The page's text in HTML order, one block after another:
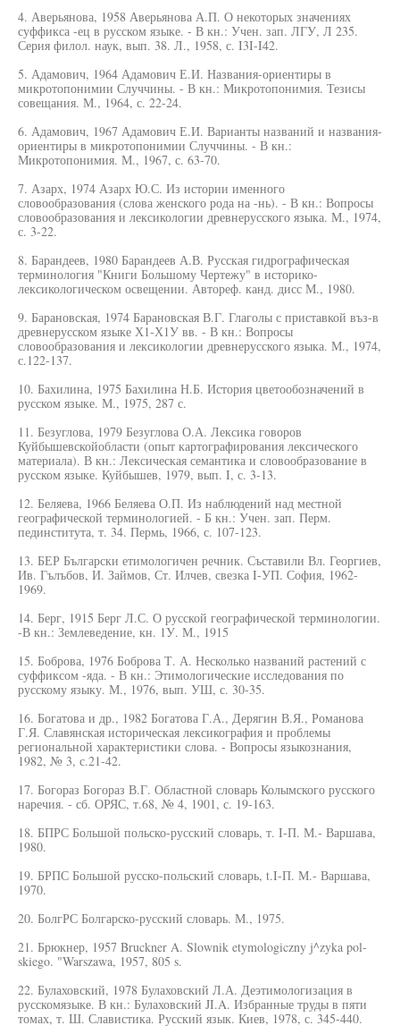
4. Аверьянова, 1958 Аверьянова А.П. О некоторых значениях
суффикса -ец в русском языке. - В кн.: Учен. зап. ЛГУ, Л 235.
Серия филол. наук, вып. 38. Л., 1958, с. I3I-I42.
5. Адамович, 1964 Адамович Е.И. Названия-ориентиры в
микротопонимии Случчины. - В кн.: Микротопонимия. Тезисы
совещания. М., 1964, с. 22-24.
6. Адамович, 1967 Адамович Е.И. Варианты названий и названия-
ориентиры в микротопонимии Случчины. - В кн.:
Микротопонимия. М., 1967, с. 63-70.
7. Азарх, 1974 Азарх Ю.С. Из истории именного
словообразования (слова женского рода на -нь). - В кн.: Вопросы
словообразования и лексикологии древнерусского языка. М., 1974,
с. 3-22.
8. Барандеев, 1980 Барандеев А.В. Русская гидрографическая
терминология "Книги Большому Чертежу" в историко-
лексикологическом освещении. Автореф. канд. дисс М., 1980.
9. Барановская, 1974 Барановская В.Г. Глаголы с приставкой въз-в
древнерусском языке Х1-Х1У вв. - В кн.: Вопросы
словообразования и лексикологии древнерусского языка. М., 1974,
с.122-137.
10. Бахилина, 1975 Бахилина Н.Б. История цветообозначений в
русском языке. М., 1975, 287 с.
11. Безуглова, 1979 Безуглова О.А. Лексика говоров
Куйбышевскойобласти (опыт картографирования лексического
материала). В кн.: Лексическая семантика и словообразование в
русском языке. Куйбышев, 1979, вып. I, с. 3-13.
12. Беляева, 1966 Беляева О.П. Из наблюдений над местной
географической терминологией. - Б кн.: Учен. зап. Перм.
пединститута, т. 34. Пермь, 1966, с. 107-123.
13. БЕР Български етимологичен речник. Съставили Вл. Георгиев,
Ив. Гълъбов, И. Займов, Ст. Илчев, свезка I-УП. София, 1962-
1969.
14. Берг, 1915 Берг Л.С. О русской географической терминологии.
-В кн.: Землеведение, кн. 1У. М., 1915
15. Боброва, 1976 Боброва Т. А. Несколько названий растений с
суффиксом -яда. - В кн.: Этимологические исследования по
русскому языку. М., 1976, вып. УШ, с. 30-35.
16. Богатова и др., 1982 Богатова Г.А., Дерягин В.Я., Романова
Г.Я. Славянская историческая лексикография и проблемы
региональной характеристики слова. - Вопросы языкознания,
1982, № 3, с.21-42.
17. Богораз Богораз В.Г. Областной словарь Колымского русского
наречия. - сб. ОРЯС, т.68, № 4, 1901, с. 19-163.
18. БПРС Большой польско-русский словарь, т. I-П. М.- Варшава,
1980.
19. БРПС Большой русско-польский словарь, t.I-П. М.- Варшава,
1970.
20. БолгРС Болгарско-русский словарь. М., 1975.
21. Брюкнер, 1957 Bruckner A. Slownik etymologiczny j^zyka pol-
skiego. "Warszawa, 1957, 805 s.
22. Булаховский, 1978 Булаховский Л.А. Деэтимологизация в
русскомязыке. В кн.: Булаховский JI.A. Избранные труды в пяти
томах, т. Ш. Славистика. Русский язык. Киев, 1978, с. 345-440.